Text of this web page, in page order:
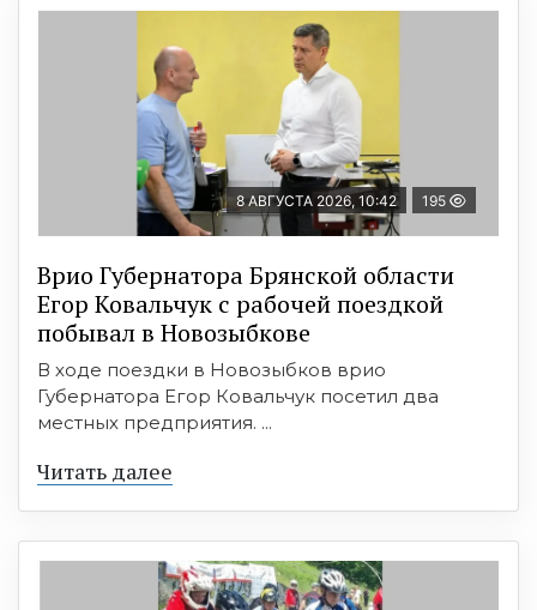
8 АВГУСТА 2026, 10:42 195
Врио Губернатора Брянской области
Егор Ковальчук с рабочей поездкой
побывал в Новозыбкове
В ходе поездки в Новозыбков врио
Губернатора Егор Ковальчук посетил два
местных предприятия. ...
Читать далее